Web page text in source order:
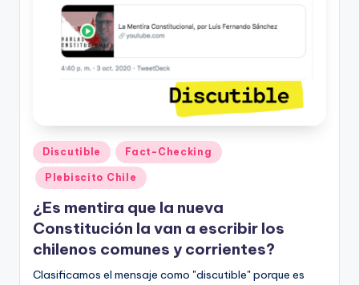
Publicado
en
Discutible Fact-Checking
Plebiscito Chile
¿Es mentira que la nueva
Constitución la van a escribir los
chilenos comunes y corrientes?
Clasificamos el mensaje como "discutible" porque es